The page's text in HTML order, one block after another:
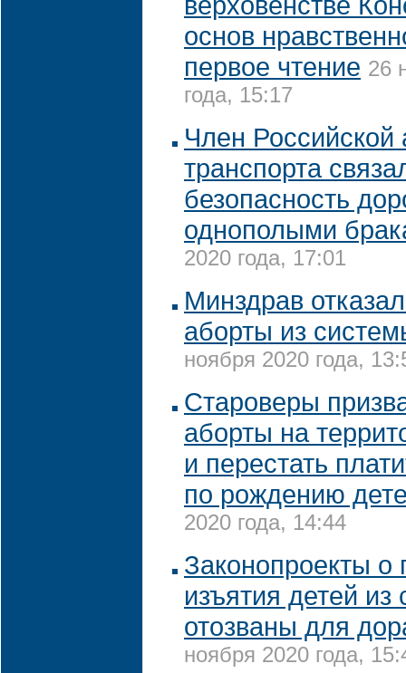
основ
первое чтение 26
года, 15:17
Член Российской
транспорта
безопасность
однополыми
2020 года, 17:01
Минздрав
аборты из
ноября 2020 года,
Староверы
аборты на
и перестать
по рождению
2020 года, 14:44
Законопроекты о
изъятия детей из
отозваны для
ноября 2020 года,